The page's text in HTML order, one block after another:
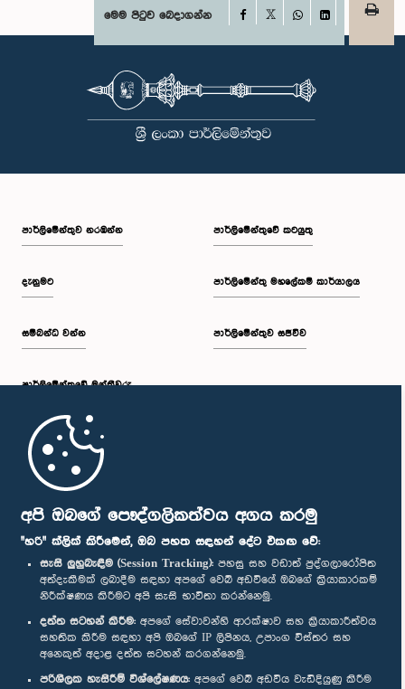
අපි ඔබගේ පෞද්ගලිකත්වය අගය කරමු
"හරි" ක්ලික් කිරීමෙන්, ඔබ පහත සඳහන් දේට එකඟ වේ:
සැසි ලුහුබැඳීම (Session Tracking): පහසු සහ වඩාත් පුද්ගලාරෝපිත
අත්දැකීමක් ලබාදීම සඳහා අපගේ වෙබ් අඩවියේ ඔබගේ ක්‍රියාකාරකම්
නිරීක්ෂණය කිරීමට අපි සැසි භාවිතා කරන්නෙමු.
දත්ත සටහන් කිරීම: අපගේ සේවාවන්හි ආරක්ෂාව සහ ක්‍රියාකාරීත්වය
සහතික කිරීම සඳහා අපි ඔබගේ IP ලිපිනය, උපාංග විස්තර සහ
අනෙකුත් අදාළ දත්ත සටහන් කරගන්නෙමු.
පරිශීලක හැසිරීම් විශ්ලේෂණය: අපගේ වෙබ් අඩවිය වැඩිදියුණු කිරීම
මෙම පිටුව බෙදාගන්න Facebook
WhatsAppLinkedIn
පාර්ලි‌මේන්තුව නරඹන්න
දැනුමට
සම්බන්ධ වන්න
පාර්ලි‌මේන්තුවේ මන්ත්‍රීවරු
මුල් පිටුව
පාර්ලිමේන්තුවේ කටයුතු
පාර්ලිමේන්තු මහලේකම් කාර්යාලය
පාර්ලිමේන්තුව සජීවීව
පාර්ලිමේන්තු ජංගම යෙදුම
අප හා සම්බන්ධ වී සිටින්න :
සම්මාන